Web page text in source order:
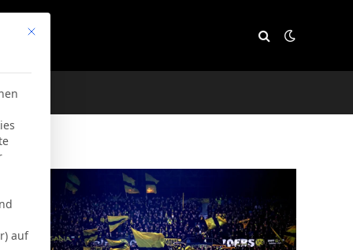
Mit diesem Button wird der Dialog geschlossen. Seine
auf